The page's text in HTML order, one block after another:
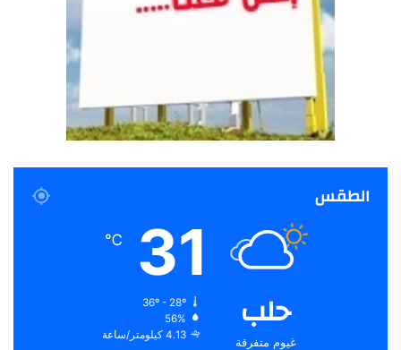
الطقس
حلب
غيوم متفرقة
31
℃
36º - 28º
56%
4.13 كيلومتر/ساعة